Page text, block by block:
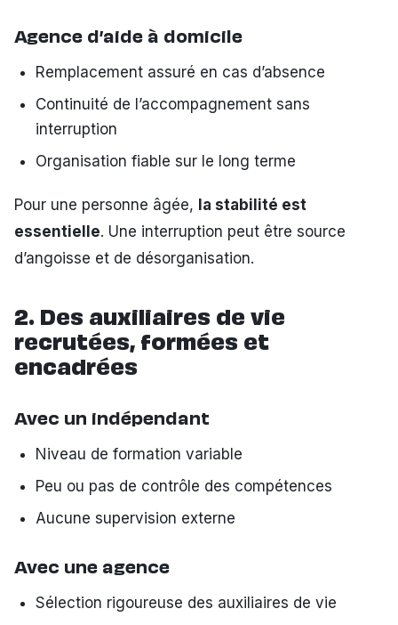
Agence d’aide à domicile
Remplacement assuré en cas d’absence
Continuité de l’accompagnement sans
interruption
Organisation fiable sur le long terme
Pour une personne âgée, la stabilité est
essentielle. Une interruption peut être source
d’angoisse et de désorganisation.
2. Des auxiliaires de vie
recrutées, formées et
encadrées
Avec un indépendant
Niveau de formation variable
Peu ou pas de contrôle des compétences
Aucune supervision externe
Avec une agence
Sélection rigoureuse des auxiliaires de vie